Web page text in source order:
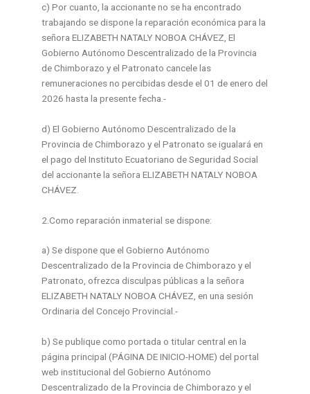
c) Por cuanto, la accionante no se ha encontrado
trabajando se dispone la reparación económica para la
señora ELIZABETH NATALY NOBOA CHÁVEZ, El
Gobierno Autónomo Descentralizado de la Provincia
de Chimborazo y el Patronato cancele las
remuneraciones no percibidas desde el 01 de enero del
2026 hasta la presente fecha.-
d) El Gobierno Autónomo Descentralizado de la
Provincia de Chimborazo y el Patronato se igualará en
el pago del Instituto Ecuatoriano de Seguridad Social
del accionante la señora ELIZABETH NATALY NOBOA
CHÁVEZ.
2.Como reparación inmaterial se dispone:
a) Se dispone que el Gobierno Autónomo
Descentralizado de la Provincia de Chimborazo y el
Patronato, ofrezca disculpas públicas a la señora
ELIZABETH NATALY NOBOA CHÁVEZ, en una sesión
Ordinaria del Concejo Provincial.-
b) Se publique como portada o titular central en la
página principal (PÁGINA DE INICIO-HOME) del portal
web institucional del Gobierno Autónomo
Descentralizado de la Provincia de Chimborazo y el